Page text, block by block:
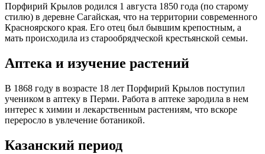
Порфирий Крылов родился 1 августа 1850 года (по старому
стилю) в деревне Сагайская, что на территории современного
Красноярского края. Его отец был бывшим крепостным, а
мать происходила из старообрядческой крестьянской семьи.
Аптека и изучение растений
В 1868 году в возрасте 18 лет Порфирий Крылов поступил
учеником в аптеку в Перми. Работа в аптеке зародила в нем
интерес к химии и лекарственным растениям, что вскоре
переросло в увлечение ботаникой.
Казанский период